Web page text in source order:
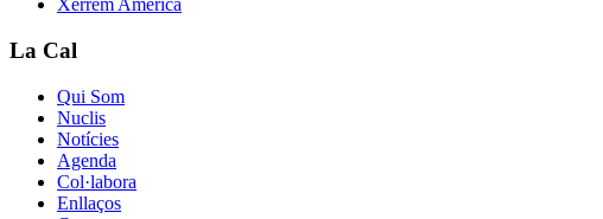
Xerrem Amèrica
La Cal
Qui Som
Nuclis
Notícies
Agenda
Col·labora
Enllaços